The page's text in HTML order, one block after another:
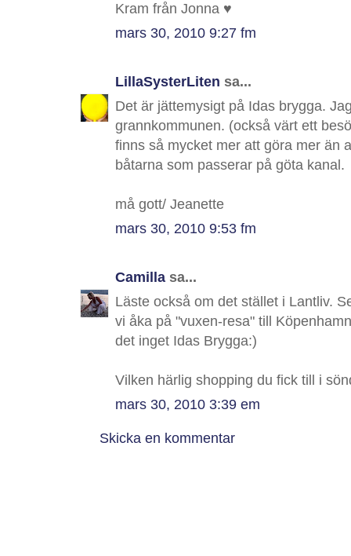
Kram från Jonna ♥
mars 30, 2010 9:27 fm
LillaSysterLiten sa...
Det är jättemysigt på Idas brygga.
grannkommunen. (också värt ett
finns så mycket mer att göra mer än
båtarna som passerar på göta kanal.
må gott/ Jeanette
mars 30, 2010 9:53 fm
Camilla sa...
Läste också om det stället i Lantliv.
vi åka på "vuxen-resa" till
det inget Idas Brygga:)
Vilken härlig shopping du fick till i
mars 30, 2010 3:39 em
Skicka en kommentar